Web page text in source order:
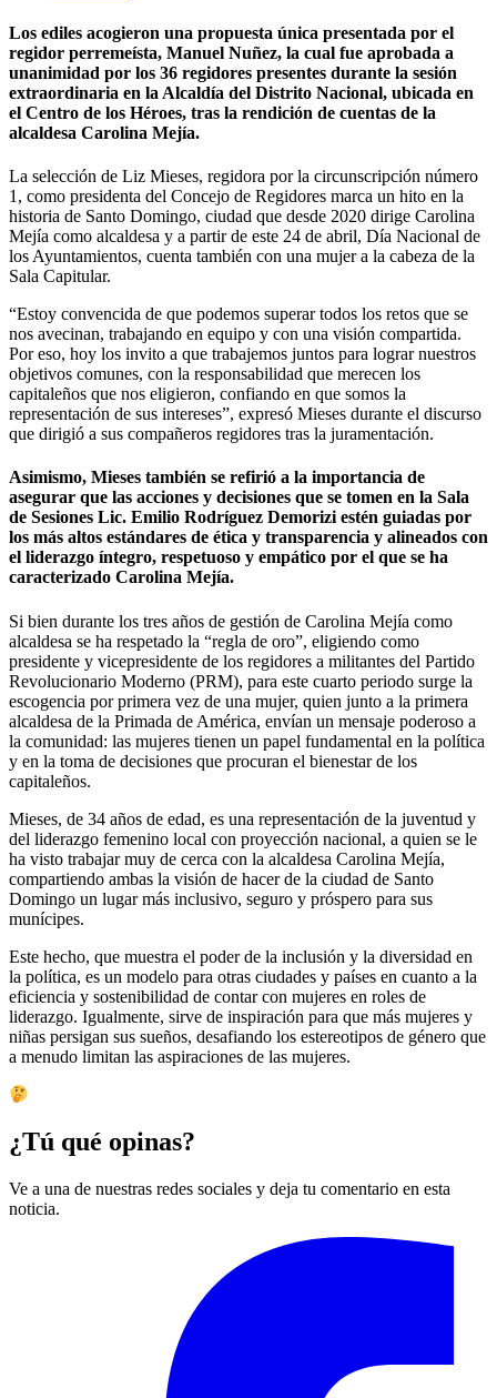
Los ediles acogieron una propuesta única presentada por el
regidor perremeísta, Manuel Nuñez, la cual fue aprobada a
unanimidad por los 36 regidores presentes durante la sesión
extraordinaria en la Alcaldía del Distrito Nacional, ubicada en
el Centro de los Héroes, tras la rendición de cuentas de la
alcaldesa Carolina Mejía.
La selección de Liz Mieses, regidora por la circunscripción número
1, como presidenta del Concejo de Regidores marca un hito en la
historia de Santo Domingo, ciudad que desde 2020 dirige Carolina
Mejía como alcaldesa y a partir de este 24 de abril, Día Nacional de
los Ayuntamientos, cuenta también con una mujer a la cabeza de la
Sala Capitular.
“Estoy convencida de que podemos superar todos los retos que se
nos avecinan, trabajando en equipo y con una visión compartida.
Por eso, hoy los invito a que trabajemos juntos para lograr nuestros
objetivos comunes, con la responsabilidad que merecen los
capitaleños que nos eligieron, confiando en que somos la
representación de sus intereses”, expresó Mieses durante el discurso
que dirigió a sus compañeros regidores tras la juramentación.
Asimismo, Mieses también se refirió a la importancia de
asegurar que las acciones y decisiones que se tomen en la Sala
de Sesiones Lic. Emilio Rodríguez Demorizi estén guiadas por
los más altos estándares de ética y transparencia y alineados con
el liderazgo íntegro, respetuoso y empático por el que se ha
caracterizado Carolina Mejía.
Si bien durante los tres años de gestión de Carolina Mejía como
alcaldesa se ha respetado la “regla de oro”, eligiendo como
presidente y vicepresidente de los regidores a militantes del Partido
Revolucionario Moderno (PRM), para este cuarto periodo surge la
escogencia por primera vez de una mujer, quien junto a la primera
alcaldesa de la Primada de América, envían un mensaje poderoso a
la comunidad: las mujeres tienen un papel fundamental en la política
y en la toma de decisiones que procuran el bienestar de los
capitaleños.
Mieses, de 34 años de edad, es una representación de la juventud y
del liderazgo femenino local con proyección nacional, a quien se le
ha visto trabajar muy de cerca con la alcaldesa Carolina Mejía,
compartiendo ambas la visión de hacer de la ciudad de Santo
Domingo un lugar más inclusivo, seguro y próspero para sus
munícipes.
Este hecho, que muestra el poder de la inclusión y la diversidad en
la política, es un modelo para otras ciudades y países en cuanto a la
eficiencia y sostenibilidad de contar con mujeres en roles de
liderazgo. Igualmente, sirve de inspiración para que más mujeres y
niñas persigan sus sueños, desafiando los estereotipos de género que
a menudo limitan las aspiraciones de las mujeres.
¿Tú qué opinas?
Ve a una de nuestras redes sociales y deja tu comentario en esta
noticia.